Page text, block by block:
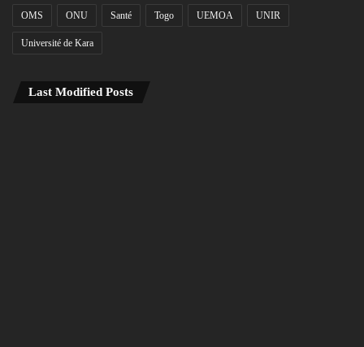
OMS ONU Santé Togo UEMOA UNIR
Université de Kara
Last Modified Posts